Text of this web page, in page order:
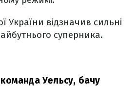
України відзначив сильні
суперника.
Уельсу, бачу